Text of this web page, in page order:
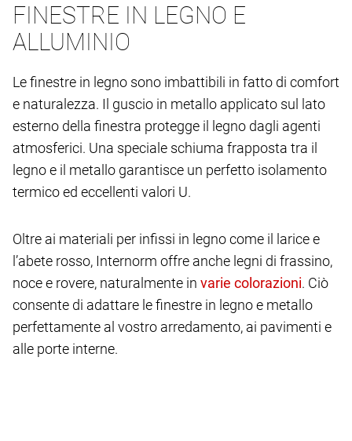
FINESTRE IN LEGNO E
ALLUMINIO
Le finestre in legno sono imbattibili in fatto di comfort
e naturalezza. Il guscio in metallo applicato sul lato
esterno della finestra protegge il legno dagli agenti
atmosferici. Una speciale schiuma frapposta tra il
legno e il metallo garantisce un perfetto isolamento
termico ed eccellenti valori U.
Oltre ai materiali per infissi in legno come il larice e
l’abete rosso, Internorm offre anche legni di frassino,
noce e rovere, naturalmente in
. Ciò
consente di adattare le finestre in legno e metallo
perfettamente al vostro arredamento, ai pavimenti e
alle porte interne.